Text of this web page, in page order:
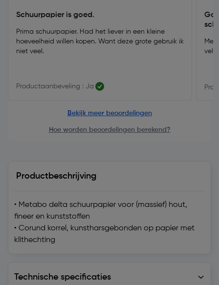
Schuurpapier is goed.
Prima schuurpapier. Had het liever in een kleine
hoeveelheid willen kopen. Want deze grote gebruik ik
niet veel.
Productaanbeveling : Ja
Bekijk meer beoordelingen
Hoe worden beoordelingen berekend?
Productbeschrijving
• Metabo delta schuurpapier voor (massief) hout,
fineer en kunststoffen
• Corund korrel, kunstharsgebonden op papier met
klithechting
Technische specificaties